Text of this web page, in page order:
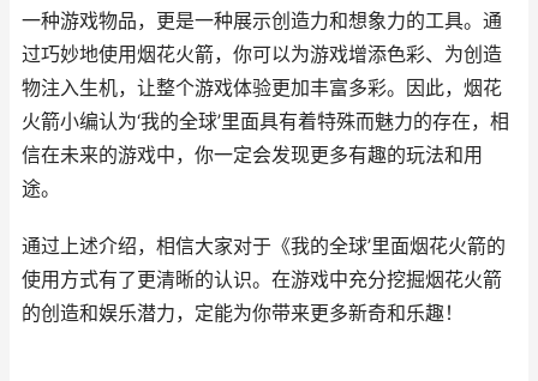
一种游戏物品，更是一种展示创造力和想象力的工具。通
过巧妙地使用烟花火箭，你可以为游戏增添色彩、为创造
物注入生机，让整个游戏体验更加丰富多彩。因此，烟花
火箭小编认为‘我的全球’里面具有着特殊而魅力的存在，相
信在未来的游戏中，你一定会发现更多有趣的玩法和用
途。
通过上述介绍，相信大家对于《我的全球’里面烟花火箭的
使用方式有了更清晰的认识。在游戏中充分挖掘烟花火箭
的创造和娱乐潜力，定能为你带来更多新奇和乐趣！